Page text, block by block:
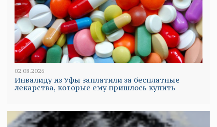
02.08.2026
Инвалиду из Уфы заплатили за бесплатные
лекарства, которые ему пришлось купить